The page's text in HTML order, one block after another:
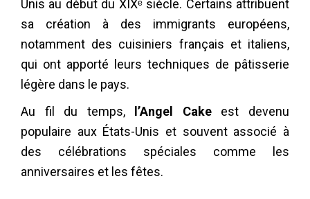
Unis au début du XIXᵉ siècle. Certains attribuent
sa création à des immigrants européens,
notamment des cuisiniers français et italiens,
qui ont apporté leurs techniques de pâtisserie
légère dans le pays.
Au fil du temps,l’Angel Cakeest devenu
populaire aux États-Unis et souvent associé à
des célébrations spéciales comme les
anniversaires et les fêtes.